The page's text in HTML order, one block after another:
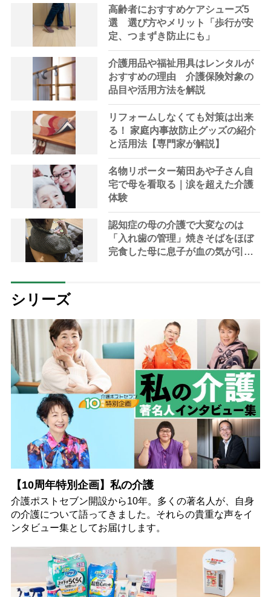
高齢者におすすめケアシューズ5
選 選び方やメリット「歩行が安
定、つまずき防止にも」
介護用品や福祉用具はレンタルが
おすすめの理由 介護保険対象の
品目や活用方法を解説
リフォームしなくても対策は出来
る！ 家庭内事故防止グッズの紹介
と活用法【専門家が解説】
名物リポーター菊田あや子さん自
宅で母を看取る｜涙を超えた介護
体験
認知症の母の介護で大変なのは
「入れ歯の管理」焼きそばをほぼ
完食した母に息子が血の気が引い
シリーズ
【10周年特別企画】私の介護
介護ポストセブン開設から10年。多くの著名人が、自身
の介護について語ってきました。それらの貴重な声をイ
ンタビュー集としてお届けします。